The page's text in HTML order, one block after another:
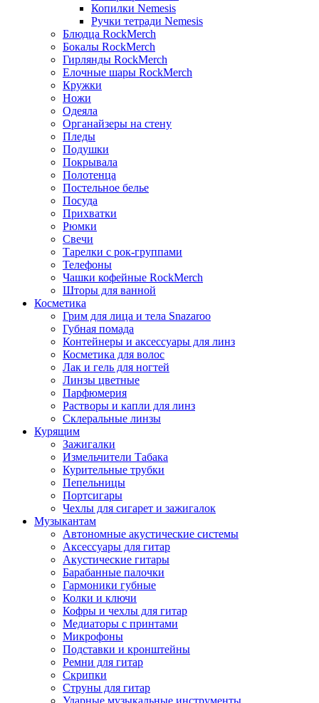
Копилки Nemesis
Ручки тетради Nemesis
Блюдца RockMerch
Бокалы RockMerch
Гирлянды RockMerch
Елочные шары RockMerch
Кружки
Ножи
Одеяла
Органайзеры на стену
Пледы
Подушки
Покрывала
Полотенца
Постельное белье
Посуда
Прихватки
Рюмки
Свечи
Тарелки с рок-группами
Телефоны
Чашки кофейные RockMerch
Шторы для ванной
Косметика
Грим для лица и тела Snazaroo
Губная помада
Контейнеры и аксессуары для линз
Косметика для волос
Лак и гель для ногтей
Линзы цветные
Парфюмерия
Растворы и капли для линз
Склеральные линзы
Курящим
Зажигалки
Измельчители Табака
Курительные трубки
Пепельницы
Портсигары
Чехлы для сигарет и зажигалок
Музыкантам
Автономные акустические системы
Аксессуары для гитар
Акустические гитары
Барабанные палочки
Гармоники губные
Колки и ключи
Кофры и чехлы для гитар
Медиаторы с принтами
Микрофоны
Подставки и кронштейны
Ремни для гитар
Скрипки
Струны для гитар
Ударные музыкальные инструменты